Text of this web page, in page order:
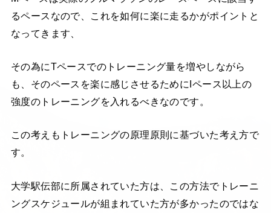
るペースなので、これを如何に楽に走るかがポイントと
なってきます、
その為にTペースでのトレーニング量を増やしながら
も、そのペースを楽に感じさせるためにIペース以上の
強度のトレーニングを入れるべきなのです。
この考えもトレーニングの原理原則に基づいた考え方で
す。
大学駅伝部に所属されていた方は、この方法でトレーニ
ングスケジュールが組まれていた方が多かったのではな